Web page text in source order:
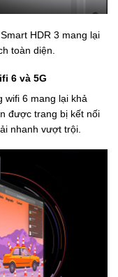
HDR 3 mang lại
toàn diện.
6 và 5G
wifi 6 mang lại khả
được trang bị kết nối
nhanh vượt trội.